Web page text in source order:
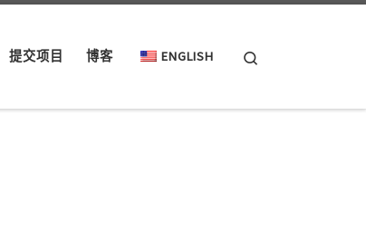
提交项目 博客 ENGLISH